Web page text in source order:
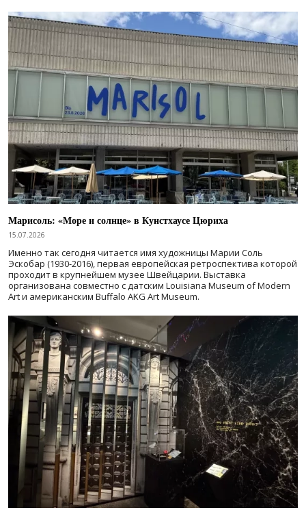
Марисоль: «Море и солнце» в Кунстхаусе Цюриха
15.07.2026
Именно так сегодня читается имя художницы Марии Соль
Эскобар (1930-2016), первая европейская ретроспектива которой
проходит в крупнейшем музее Швейцарии. Выставка
организована совместно с датским Louisiana Museum of Modern
Art и американским Buffalo AKG Art Museum.